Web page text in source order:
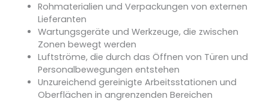
Rohmaterialien und Verpackungen von externen
Lieferanten
Wartungsgeräte und Werkzeuge, die zwischen
Zonen bewegt werden
Luftströme, die durch das Öffnen von Türen und
Personalbewegungen entstehen
Unzureichend gereinigte Arbeitsstationen und
Oberflächen in angrenzenden Bereichen